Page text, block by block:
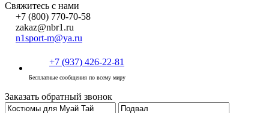
Свяжитесь с нами
+7 (800) 770-70-58
zakaz@nbr1.ru
n1sport-m@ya.ru
+7 (937) 426-22-81
Бесплатные сообщения по всему миру
Заказать обратный звонок